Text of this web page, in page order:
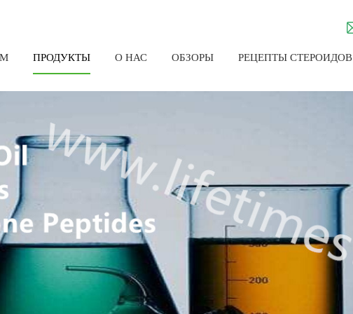
ПРОДУКТЫ О НАС ОБЗОРЫ РЕЦЕПТЫ СТЕРОИДОВ